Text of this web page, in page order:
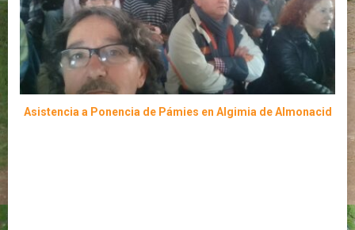
Asistencia a Ponencia de Pámies en Algimia de Almonacid